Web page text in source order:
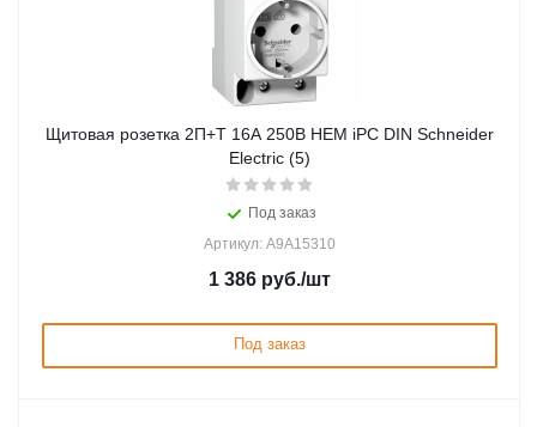
Щитовая розетка 2П+T 16A 250В НЕМ iPC DIN Schneider
Electric (5)
Под заказ
Артикул: A9A15310
1 386 руб./шт
Под заказ